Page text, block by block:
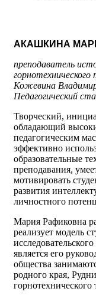
АКАШКИНА
преподаватель
Кожевина
Педагогический
Творческий,
обладающий
педагогическим
эффективно
образовательные
преподавания,
мотивировать
развития
личностного
Мария Рафиковна
реализует модель
является его
общества
родного края,
горнотехнического